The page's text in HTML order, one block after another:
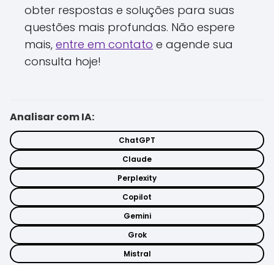
obter respostas e soluções para suas
questões mais profundas. Não espere
mais, entre em contato e agende sua
consulta hoje!
Analisar com IA:
ChatGPT
Claude
Perplexity
Copilot
Gemini
Grok
Mistral